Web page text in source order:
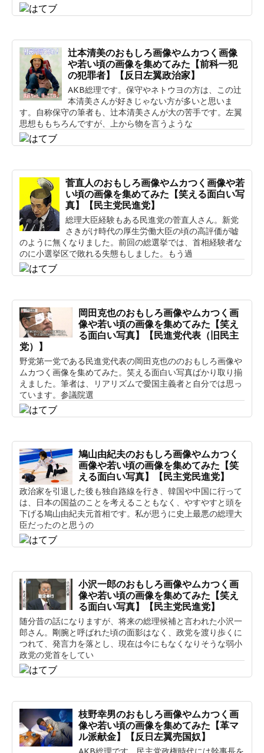
辻本清美のおもしろ画像やムカつく画像
や若い頃の画像を集めてみた【前科一犯
の犯罪者】【反日左翼政治家】
AKB総理です。保守やネトウヨの方は、この辻
本清美さんが好きじゃない方が多いと思いま
す。自称保守の筆者も、辻本清美さんが大の苦手です。左翼
思想ももちろんですが、上から物を言うような
菅直人のおもしろ画像やムカつく画像や若
い頃の画像を集めてみた【笑える面白い写
真】【民主党民進党】
総理大臣経験もある民進党の菅直人さん。新党
さきがけ時代の厚生労働大臣の頃の高評価が嘘
のように無くなりました。前回の総選挙では、首相経験者な
のに小選挙区で敗れる失態もしました。もう過
岡田克也のおもしろ画像やムカつく画
像や若い頃の画像を集めてみた【笑え
る面白い写真】【民進党代表（旧民主
党）】
野党第一党である民進党代表の岡田克也ののおもしろ画像や
ムカつく画像を集めてみた。笑える面白い写真ばかり取り揃
えました。筆者は、リアリズムで愛国主義者と自分では思っ
ています。参議院選
鳩山由紀夫のおもしろ画像やムカつく
画像や若い頃の画像を集めてみた【笑
える面白い写真】【民主党民進党】
政治家を引退した後も独自路線を行き、韓国や中国に行って
は、日本の国益のことを考えることもなく、やすやすと頭を
下げる鳩山由紀夫元首相です。私が思うに史上最悪の総理大
臣だったのと思うの
小沢一郎のおもしろ画像やムカつく画
像や若い頃の画像を集めてみた【笑え
る面白い写真】【民主党民進党】
随分昔の話になりますが、将来の総理候補と言われた小沢一
郎さん。剛腕と呼ばれた頃の面影はなく、政党を渡り歩くに
つれて、発言力を落とし、現在は今にもなくなりそうな弱小
政党の党首をしてい
枝野幸男のおもしろ画像やムカつく画
像や若い頃の画像を集めてみた【革マ
ル派献金】【反日左翼売国奴】